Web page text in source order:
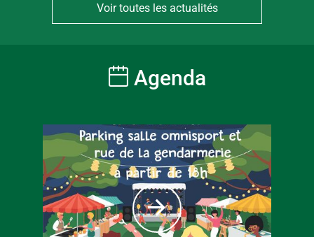
Voir toutes les actualités
Agenda